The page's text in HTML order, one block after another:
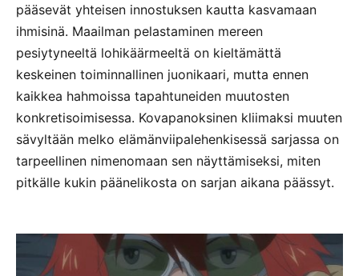
pääsevät yhteisen innostuksen kautta kasvamaan
ihmisinä. Maailman pelastaminen mereen
pesiytyneeltä lohikäärmeeltä on kieltämättä
keskeinen toiminnallinen juonikaari, mutta ennen
kaikkea hahmoissa tapahtuneiden muutosten
konkretisoimisessa. Kovapanoksinen kliimaksi muuten
sävyltään melko elämänviipalehenkisessä sarjassa on
tarpeellinen nimenomaan sen näyttämiseksi, miten
pitkälle kukin päänelikosta on sarjan aikana päässyt.